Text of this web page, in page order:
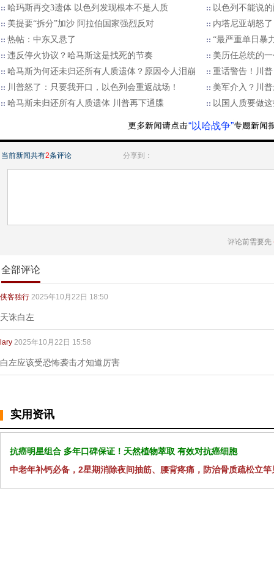
哈玛斯再交3遗体 以色列发现根本不是人质
以色列不能说
美提要“拆分”加沙 阿拉伯国家强烈反对
内塔尼亚胡怒
热帖：中东又悬了
“最严重单日暴
违反停火协议？哈马斯这是找死的节奏
美历任总统的
哈马斯为何还未归还所有人质遗体？原因令人泪崩
重话警告！川
川普怒了：只要我开口，以色列会重返战场！
美军介入？川
哈马斯未归还所有人质遗体 川普再下通牒
以国人质要做
“以哈战争”
当前新闻共有2条评论 分享到：
评论前需要先
全部评论
侠客独行 2025年10月22日 18:50
天诛白左
lary 2025年10月22日 15:58
白左应该受恐怖袭击才知道厉害
实用资讯
抗癌明星组合 多年口碑保证！天然植物萃取 有效对抗癌细胞
中老年补钙必备，2星期消除夜间抽筋、腰背疼痛，防治骨质疏松立竿